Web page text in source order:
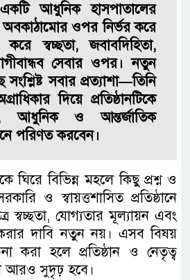
আধুনিক হাসপাতালের
ওপর নির্ভর করে
স্বচ্ছতা, জবাবদিহিতা,
সেবার ওপর। নতুন
সবার প্রত্যাশা—তিনি
দিয়ে প্রতিষ্ঠানটিকে
আধুনিক ও আন্তর্জাতিক
পরিণত করবেন।
ঘিরে বিভিন্ন মহলে কিছু প্রশ্ন ও
ও স্বায়ত্তশাসিত প্রতিষ্ঠানে
স্বচ্ছতা, যোগ্যতার মূল্যায়ন এবং
করার দাবি নতুন নয়। এসব বিষয়
করা হলে প্রতিষ্ঠান ও নেতৃত্ব
আরও সুদৃঢ় হবে।